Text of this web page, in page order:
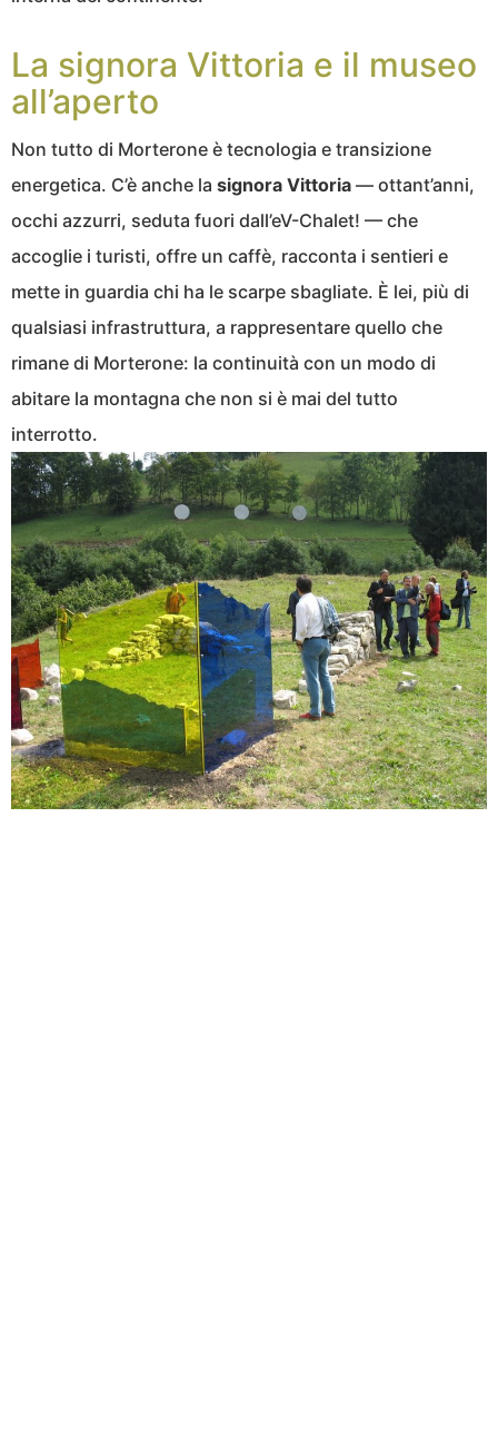
La signora Vittoria e il museo
all’aperto
Non tutto di Morterone è tecnologia e transizione
energetica. C’è anche la signora Vittoria — ottant’anni,
occhi azzurri, seduta fuori dall’eV-Chalet! — che
accoglie i turisti, offre un caffè, racconta i sentieri e
mette in guardia chi ha le scarpe sbagliate. È lei, più di
qualsiasi infrastruttura, a rappresentare quello che
rimane di Morterone: la continuità con un modo di
abitare la montagna che non si è mai del tutto
interrotto.